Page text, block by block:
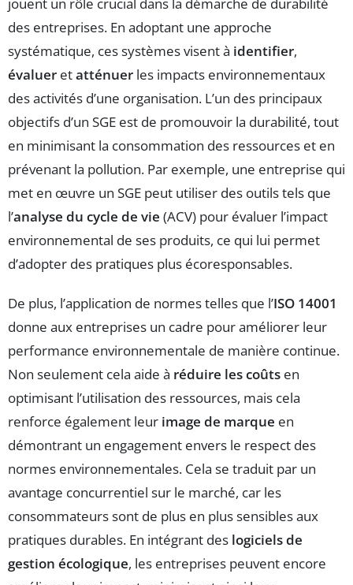
des entreprises. En adoptant une approche
systématique, ces systèmes visent à identifier,
évaluer etatténuer les impacts environnementaux
des activités d’une organisation. L’un des principaux
objectifs d’un SGE est de promouvoir la durabilité, tout
en minimisant la consommation des ressources et en
prévenant la pollution. Par exemple, une entreprise qui
met en œuvre un SGE peut utiliser des outils tels que
l’analyse du cycle de vie (ACV) pour évaluer l’impact
environnemental de ses produits, ce qui lui permet
d’adopter des pratiques plus écoresponsables.
De plus, l’application de normes telles que l’ISO 14001
donne aux entreprises un cadre pour améliorer leur
performance environnementale de manière continue.
Non seulement cela aide à réduire les coûts en
optimisant l’utilisation des ressources, mais cela
renforce également leur image de marque en
démontrant un engagement envers le respect des
normes environnementales. Cela se traduit par un
avantage concurrentiel sur le marché, car les
consommateurs sont de plus en plus sensibles aux
pratiques durables. En intégrant des logiciels de
gestion écologique, les entreprises peuvent encore